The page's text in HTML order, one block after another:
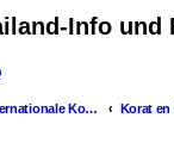
Info und
Internationale Korat- und Isaan-Foren